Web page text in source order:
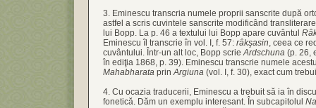
3. Eminescu transcria numele proprii sanscrite după
astfel a scris cuvintele sanscrite modificând
lui Bopp. La p. 46 a textului lui Bopp apare cuvântul
Eminescu îl transcrie în vol. I, f. 57: râkşasin, ceea ce
cuvântului. Într-un alt loc, Bopp scrieArdschuna (p. 26,
în ediţia 1868, p. 39). Eminescu transcrie numele
Mahabharata prinArgiuna (vol. I, f. 30), exact cum
4. Cu ocazia traducerii, Eminescu a trebuit să ia în
fonetică. Dăm un exemplu interesant. În subcapitolul